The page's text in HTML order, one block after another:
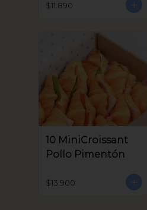
$11.890
10 MiniCroissant
Pollo Pimentón
$13.900